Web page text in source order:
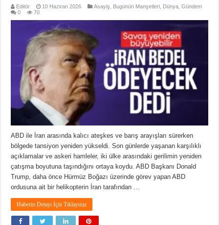
Editör 10 Haziran 2026 Asayiş Bugünün Manşetleri Dünya ,Gündem
0
70
ABD ile İran arasında kalıcı ateşkes ve barış arayışları sürerken
bölgede tansiyon yeniden yükseldi. Son günlerde yaşanan karşılıklı
açıklamalar ve askeri hamleler, iki ülke arasındaki gerilimin yeniden
çatışma boyutuna taşındığını ortaya koydu. ABD Başkanı Donald
Trump, daha önce Hürmüz Boğazı üzerinde görev yapan ABD
ordusuna ait bir helikopterin İran tarafından …
Haberin Detayı İçin Tıklayınız